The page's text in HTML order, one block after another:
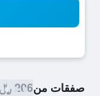
صفقات من206 ﷼